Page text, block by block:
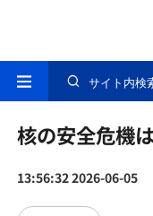
サイト内検
核の安全危機
13:56:32 2026-06-05